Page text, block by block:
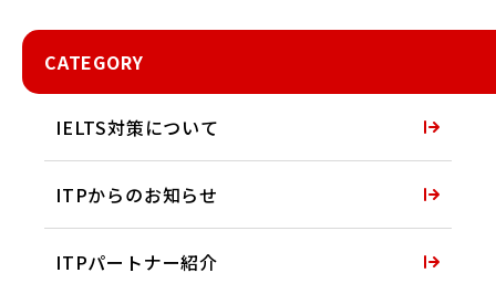
CATEGORY
IELTS対策について
ITPからのお知らせ
ITPパートナー紹介